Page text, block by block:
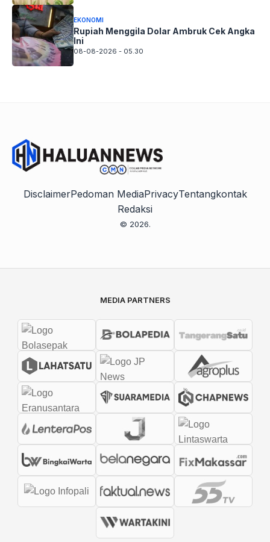
EKONOMI
Rupiah Menggila Dolar Ambruk Cek Angka
Ini
08-08-2026 - 05.30
DisclaimerPedoman MediaPrivacyTentangkontak
Redaksi
© 2026.
MEDIA PARTNERS